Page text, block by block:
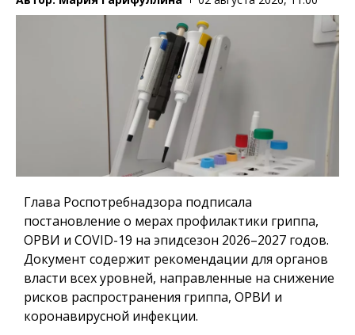
Глава Роспотребнадзора подписала
постановление о мерах профилактики гриппа,
ОРВИ и COVID-19 на эпидсезон 2026–2027 годов.
Документ содержит рекомендации для органов
власти всех уровней, направленные на снижение
рисков распространения гриппа, ОРВИ и
коронавирусной инфекции.